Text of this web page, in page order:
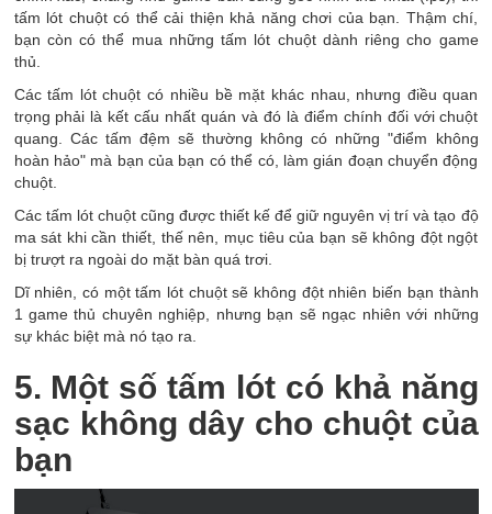
tấm lót chuột có thể cải thiện khả năng chơi của bạn. Thậm chí,
bạn còn có thể mua những tấm lót chuột dành riêng cho game
thủ.
Các tấm lót chuột có nhiều bề mặt khác nhau, nhưng điều quan
trọng phải là kết cấu nhất quán và đó là điểm chính đối với chuột
quang. Các tấm đệm sẽ thường không có những "điểm không
hoàn hảo" mà bạn của bạn có thể có, làm gián đoạn chuyển động
chuột.
Các tấm lót chuột cũng được thiết kế để giữ nguyên vị trí và tạo độ
ma sát khi cần thiết, thế nên, mục tiêu của bạn sẽ không đột ngột
bị trượt ra ngoài do mặt bàn quá trơi.
Dĩ nhiên, có một tấm lót chuột sẽ không đột nhiên biến bạn thành
1 game thủ chuyên nghiệp, nhưng bạn sẽ ngạc nhiên với những
sự khác biệt mà nó tạo ra.
5. Một số tấm lót có khả năng
sạc không dây cho chuột của
bạn